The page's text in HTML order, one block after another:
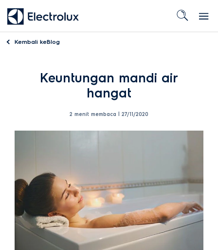
Kembali keBlog
Keuntungan mandi air
hangat
2 menit membaca | 27/11/2020